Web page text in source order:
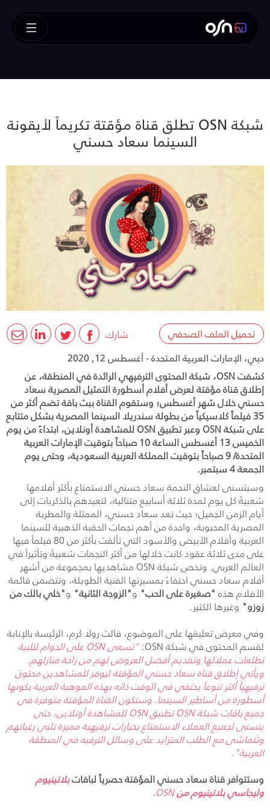
شبكة OSN تطلق قناة مؤقتة تكريماً لأيقونة
السينما سعاد حسني
شارك
تحميل الملف الصحفي
دبي، الإمارات العربية المتحدة - أغسطس 12, 2020
كشفت OSN، شبكة المحتوى الترفيهي الرائدة في المنطقة، عن
إطلاق قناة مؤقتة لعرض أفلام أسطورة التمثيل المصرية سعاد
حسني خلال شهر أغسطس؛ وستقوم القناة ببث باقة تضم أكثر من
35 فيلماً كلاسيكياً من بطولة سندريلا السينما المصرية بشكل متتابع
على شبكة OSN وعبر تطبيق OSN للمشاهدة أونلاين، ابتداءً من يوم
الخميس 13 أغسطس الساعة 10 صباحاً بتوقيت الإمارات العربية
المتحدة/ 9 صباحاً بتوقيت المملكة العربية السعودية، وحتى يوم
الجمعة 4 سبتمبر.
وسيتسنى لعشاق النجمة سعاد حسني الاستمتاع بأكثر أفلامها
شعبيةً كل يوم لمدة ثلاثة أسابيع متتالية، لتعيدهم بالذكريات إلى
أيام الزمن الجميل؛ حيث تعد سعاد حسني، الممثلة والمطربة
المصرية المحبوبة، واحدة من أهم نجمات الحقبة الذهبية للسينما
العربية وأفلام الأبيض والأسود التي تألقت بأكثر من 80 فيلماً فيها
على مدى ثلاثة عقود كانت خلالها من أكثر النجمات شعبيةً وتأثيراً في
العالم العربي. وتخص شبكةOSNمشاهديها بمجموعة من أشهر
أفلام سعاد حسني احتفاءً بمسيرتها الفنية الطويلة، وتتضمن قائمة
الأفلام هذه"صغيرة على الحب" و"الزوجة الثانية" و"خلي بالك من
زوزو" وغيرها الكثير.
وفي معرض تعليقها على الموضوع، قالت رولا كرم، الرئيسة بالإنابة
لقسم المحتوى في شبكةOSN
:"تسعىOSNعلى الدوام لتلبية
تطلعات عملائها وتقديم أفضل العروض لهم من راحة منازلهم.
ويأتي إطلاق قناة سعاد حسني المؤقتة ليوفر للمشاهدين محتوىً
ترفيهياً أكثر تنوعاً يحتفي في الوقت ذاته بهذه الموهبة العربية بكونها
أسطورة من أساطير السينما. وستكون القناة المؤقتة متوفرة في
جميع باقات شبكةOSNتطبيقOSNللمشاهدة أونلاين، حتى
يتسنى لجميع العملاء الاستمتاع بخيارات ترفيهية مميزة تلبي رغباتهم
وتتماشى مع الطلب المتزايد على وسائل الترفيه في المنطقة
العربية".
وستتوافر قناة سعاد حسني المؤقتة حصرياً لباقاتبلاتينيوم
وليجاسي بلاتينيوم منOSN
.